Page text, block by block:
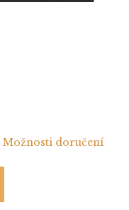
Možnosti doručení